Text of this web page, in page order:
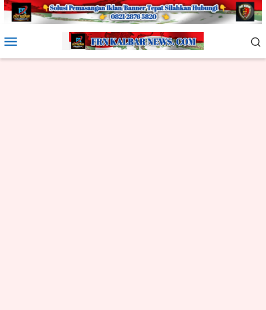
Loncat
Mobile